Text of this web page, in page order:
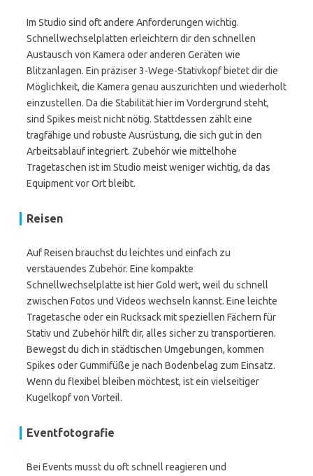
Im Studio sind oft andere Anforderungen wichtig.
Schnellwechselplatten erleichtern dir den schnellen
Austausch von Kamera oder anderen Geräten wie
Blitzanlagen. Ein präziser 3-Wege-Stativkopf bietet dir die
Möglichkeit, die Kamera genau auszurichten und wiederholt
einzustellen. Da die Stabilität hier im Vordergrund steht,
sind Spikes meist nicht nötig. Stattdessen zählt eine
tragfähige und robuste Ausrüstung, die sich gut in den
Arbeitsablauf integriert. Zubehör wie mittelhohe
Tragetaschen ist im Studio meist weniger wichtig, da das
Equipment vor Ort bleibt.
Reisen
Auf Reisen brauchst du leichtes und einfach zu
verstauendes Zubehör. Eine kompakte
Schnellwechselplatte ist hier Gold wert, weil du schnell
zwischen Fotos und Videos wechseln kannst. Eine leichte
Tragetasche oder ein Rucksack mit speziellen Fächern für
Stativ und Zubehör hilft dir, alles sicher zu transportieren.
Bewegst du dich in städtischen Umgebungen, kommen
Spikes oder Gummifüße je nach Bodenbelag zum Einsatz.
Wenn du flexibel bleiben möchtest, ist ein vielseitiger
Kugelkopf von Vorteil.
Eventfotografie
Bei Events musst du oft schnell reagieren und